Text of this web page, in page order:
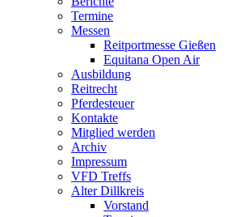
Termine
Messen
Reitportmesse Gießen
Equitana Open Air
Ausbildung
Reitrecht
Pferdesteuer
Kontakte
Mitglied werden
Archiv
Impressum
VFD Treffs
Alter Dillkreis
Vorstand